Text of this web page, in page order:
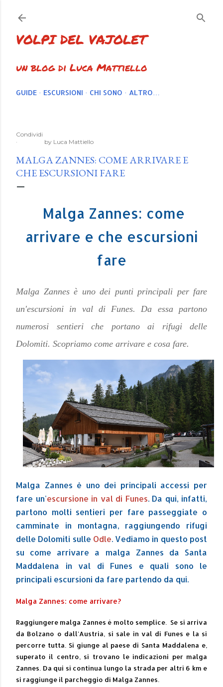
VOLPI DEL VAJOLET
un blog di Luca Mattiello
GUIDE ESCURSIONI CHI SONO ALTRO…
Condividi
by Luca Mattiello
MALGA ZANNES: COME ARRIVARE E
CHE ESCURSIONI FARE
Malga Zannes: come
arrivare e che escursioni
fare
Malga Zannes è uno dei punti principali per fare
un'escursioni in val di Funes. Da essa partono
numerosi sentieri che portano ai rifugi delle
Dolomiti. Scopriamo come arrivare e cosa fare.
Malga Zannes è uno dei principali accessi per
fare un'escursione in val di Funes. Da qui, infatti,
partono molti sentieri per fare passeggiate o
camminate in montagna, raggiungendo rifugi
delle Dolomiti sulle Odle. Vediamo in questo post
su come arrivare a malga Zannes da Santa
Maddalena in val di Funes e quali sono le
principali escursioni da fare partendo da qui.
Malga Zannes: come arrivare?
Raggiungere malga Zannes è molto semplice. Se si arriva
da Bolzano o dall'Austria, si sale in val di Funes e la si
percorre tutta. Si giunge al paese di Santa Maddalena e,
superato il centro, si trovano le indicazioni per malga
Zannes. Da qui si continua lungo la strada per altri 6 km e
si raggiunge il parcheggio di Malga Zannes.